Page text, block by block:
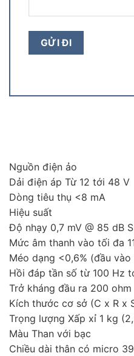
Nguồn điện ảo
Dải điện áp Từ 12 tới 48 V
Dòng tiêu thụ <8 mA
Hiệu suất
Độ nhạy 0,7 mV @ 85 dB
Mức âm thanh vào tối đa
Méo dạng <0,6% (đầu
Hồi đáp tần số từ 100 Hz
Trở kháng đầu ra 200 ohm
Kích thước cơ sở (C x R x
Trọng lượng Xấp xỉ 1 kg
Màu Than với bạc
Chiều dài thân có micro